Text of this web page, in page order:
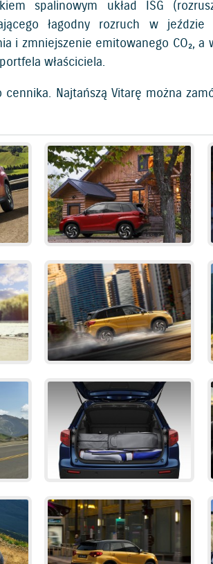
spalinowym układ ISG
łagodny rozruch w
i zmniejszenie emitowanego CO₂, a
właściciela.
Najtańszą Vitarę można